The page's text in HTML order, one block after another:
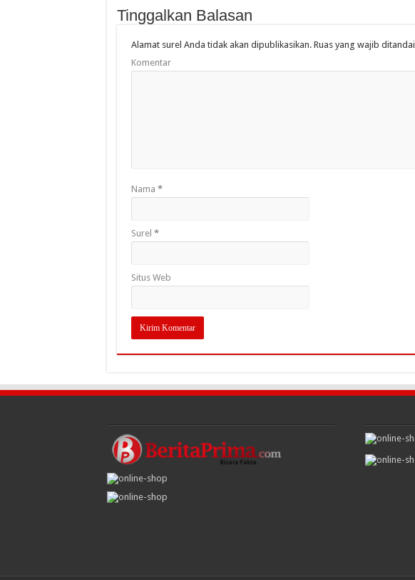
Tinggalkan Balasan
Alamat surel Anda tidak akan dipublikasikan.Ruas yang wajib ditandai
Komentar
Nama *
Surel *
Situs Web